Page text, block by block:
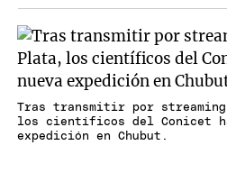
Tras transmitir por
los científicos del Conicet
expedición en Chubut.